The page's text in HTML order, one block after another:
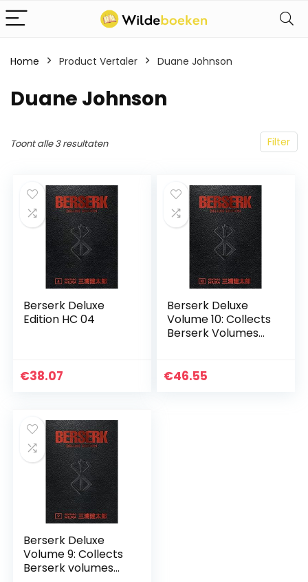
Home Product Vertaler Duane Johnson
Duane Johnson
Filter
Toont alle 3 resultaten
Berserk Deluxe
Edition HC 04
€38.07
Berserk Deluxe
Volume 10: Collects
Berserk Volumes
€46.55
Berserk Deluxe
Volume 9: Collects
Berserk volumes